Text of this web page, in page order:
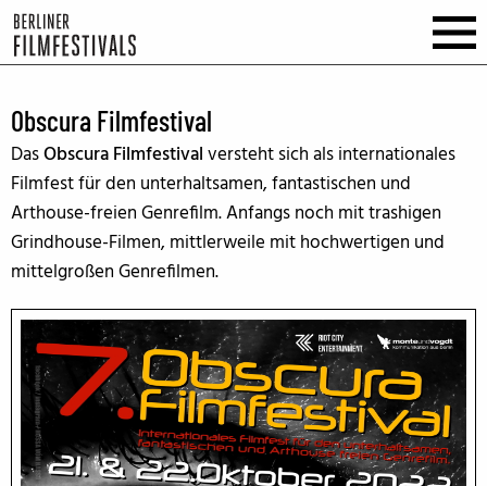
Obscura Filmfestival
DasObscura Filmfestivalversteht sich als internationales
Filmfest für den unterhaltsamen, fantastischen und
Arthouse-freien Genrefilm. Anfangs noch mit trashigen
Grindhouse-Filmen, mittlerweile mit hochwertigen und
mittelgroßen Genrefilmen.